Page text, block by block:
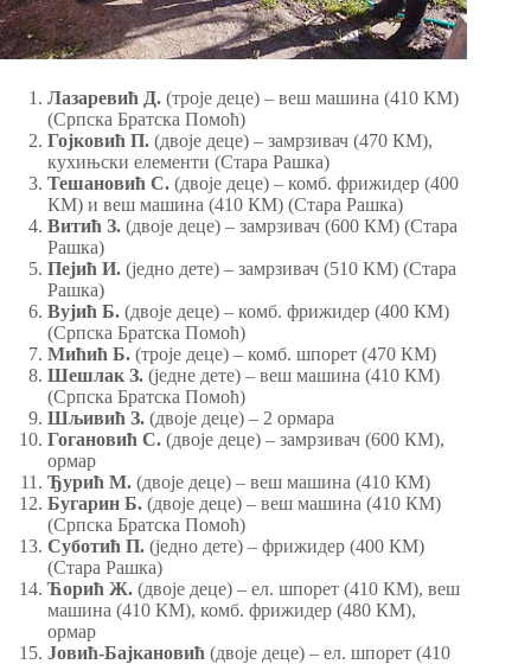
Лазаревић Д. (троје деце) – веш машина (410 КМ)
(Српска Братска Помоћ)
Гојковић П. (двоје деце) – замрзивач (470 КМ),
кухињски елементи (Стара Рашка)
Тешановић С. (двоје деце) – комб. фрижидер (400
КМ) и веш машина (410 КМ) (Стара Рашка)
Витић З. (двоје деце) – замрзивач (600 КМ) (Стара
Рашка)
Пејић И. (једно дете) – замрзивач (510 КМ) (Стара
Рашка)
Вујић Б. (двоје деце) – комб. фрижидер (400 КМ)
(Српска Братска Помоћ)
Мићић Б. (троје деце) – комб. шпорет (470 КМ)
Шешлак З. (једне дете) – веш машина (410 КМ)
(Српска Братска Помоћ)
Шљивић З. (двоје деце) – 2 ормара
Гогановић С. (двоје деце) – замрзивач (600 КМ),
ормар
Ђурић М. (двоје деце) – веш машина (410 КМ)
Бугарин Б. (двоје деце) – веш машина (410 КМ)
(Српска Братска Помоћ)
Суботић П. (једно дете) – фрижидер (400 КМ)
(Стара Рашка)
Ћорић Ж. (двоје деце) – ел. шпорет (410 КМ), веш
машина (410 КМ), комб. фрижидер (480 КМ),
ормар
Јовић-Бајкановић (двоје деце) – ел. шпорет (410